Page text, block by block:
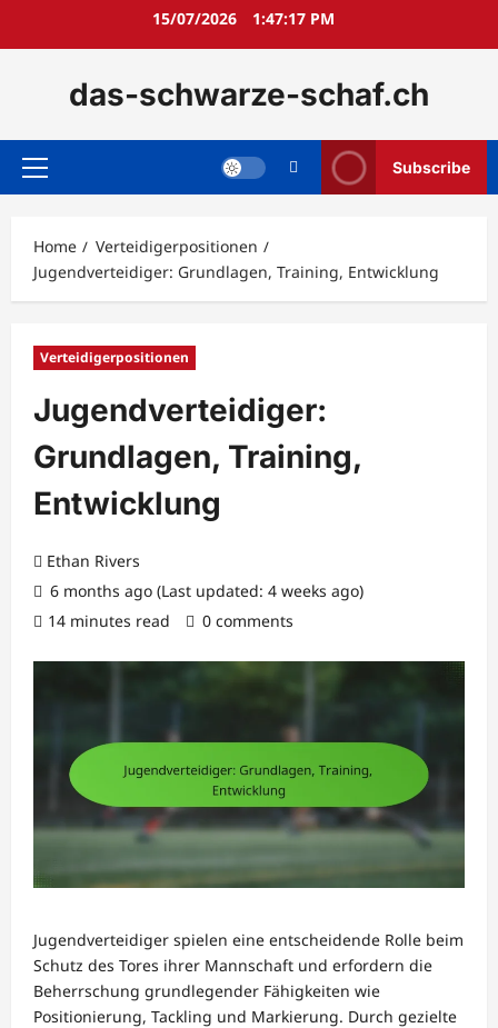
15/07/2026 1:47:18 PM
das-schwarze-schaf.ch
Primary
Subscribe
Home
Verteidigerpositionen
Jugendverteidiger: Grundlagen, Training, Entwicklung
Verteidigerpositionen
Jugendverteidiger:
Grundlagen, Training,
Entwicklung
Ethan Rivers
6 months ago (Last updated: 4 weeks ago)
14 minutes read
0 comments
Jugendverteidiger spielen eine entscheidende Rolle beim
Schutz des Tores ihrer Mannschaft und erfordern die
Beherrschung grundlegender Fähigkeiten wie
Positionierung, Tackling und Markierung. Durch gezielte